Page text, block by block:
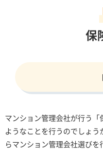
保
マンション管理会社が行う
ようなことを行うのでしょ
らマンション管理会社選び